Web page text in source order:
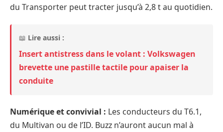
du Transporter peut tracter jusqu’à 2,8 t au quotidien.
📖 Lire aussi :
Insert antistress dans le volant : Volkswagen
brevette une pastille tactile pour apaiser la
conduite
Numérique et convivial : Les conducteurs du T6.1,
du Multivan ou de l’ID. Buzz n’auront aucun mal à